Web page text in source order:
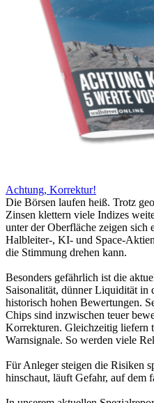
Achtung, Korrektur!
Die Börsen laufen heiß. Trotz
Zinsen klettern viele Indizes
unter der Oberfläche zeigen sich
Halbleiter-, KI- und Space-
die Stimmung drehen kann.
Besonders gefährlich ist die
Saisonalität, dünner Liquidität in
historisch hohen Bewertungen.
Chips sind inzwischen teuer
Korrekturen. Gleichzeitig liefern
Warnsignale. So werden viele
Für Anleger steigen die Risiken
hinschaut, läuft Gefahr, auf dem